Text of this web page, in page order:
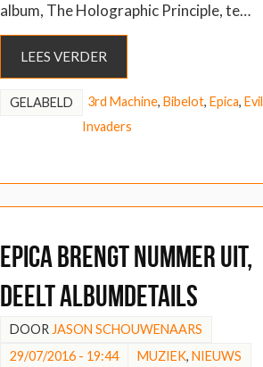
album, The Holographic Principle, te…
LEES VERDER
GELABELD 3rd Machine, Bibelot, Epica, Evil
Invaders
Epica brengt nummer uit,
deelt albumdetails
DOOR JASON SCHOUWENAARS
29/07/2016 - 19:44
MUZIEK, NIEUWS